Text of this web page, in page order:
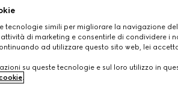
tecnologie simili per migliorare la navigazione
di marketing e consentirle di condividere i
ad utilizzare questo sito web, lei
su queste tecnologie e sul loro utilizzo in
.